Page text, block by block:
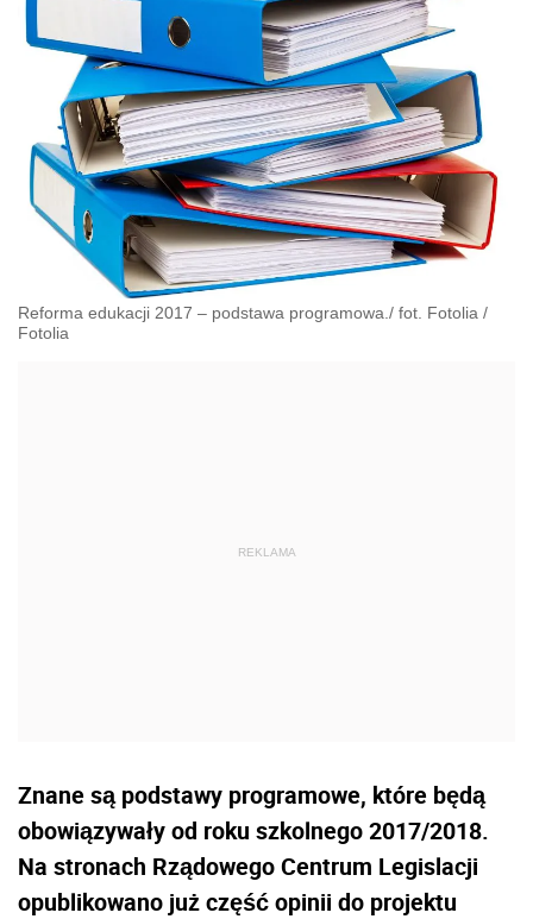
Reforma edukacji 2017 – podstawa programowa./ fot. Fotolia /
Fotolia
Znane są podstawy programowe, które będą
obowiązywały od roku szkolnego 2017/2018.
Na stronach Rządowego Centrum Legislacji
opublikowano już część opinii do projektu